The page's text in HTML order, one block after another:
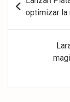
de optimizar la